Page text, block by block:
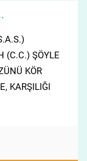
(C.C.) ŞÖYLE
KÖR
KARŞILIĞI